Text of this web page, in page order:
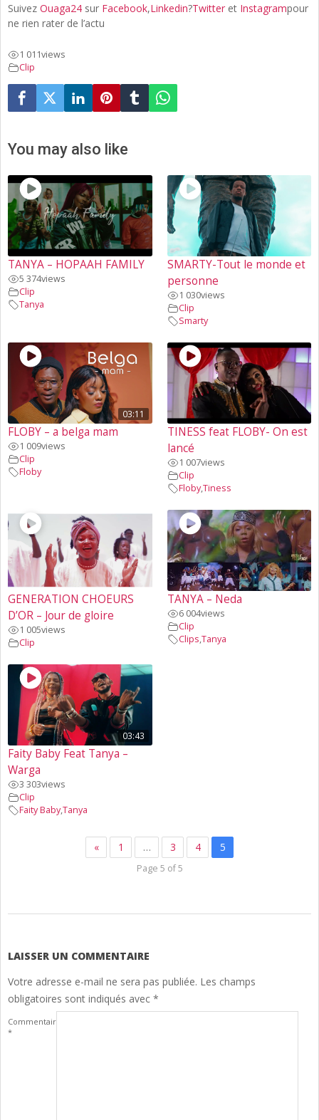
Suivez Ouaga24 sur Facebook,Linkedin?Twitter et Instagrampour
ne rien rater de l’actu
1 011views
Clip
You may also like
TANYA – HOPAAH FAMILY
5 374views
Clip
Tanya
SMARTY-Tout le monde et
personne
1 030views
Clip
Smarty
03:11
FLOBY – a belga mam
1 009views
Clip
Floby
TINESS feat FLOBY- On est
lancé
1 007views
Clip
Floby,Tiness
GENERATION CHOEURS
D’OR – Jour de gloire
1 005views
Clip
TANYA – Neda
6 004views
Clip
Clips,Tanya
03:43
Faity Baby Feat Tanya –
Warga
3 303views
Clip
Faity Baby,Tanya
« 1 … 3 4 5
Page 5 of 5
11
LAISSER UN COMMENTAIRE
Votre adresse e-mail ne sera pas publiée. Les champs
obligatoires sont indiqués avec *
Commentaire
*